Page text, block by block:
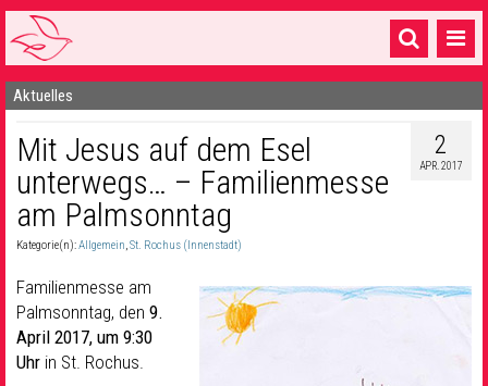
Startseite
1 Pfarrei
16 Gemeinden & mehr
Gottesdienste & Sinnsuche
Sakramente & Feste
Gemeinschaft & Soziales
Musik& Kultur
Aktuelles
2
APR. 2017
Mit Jesus auf dem Esel
unterwegs… – Familienmesse
am Palmsonntag
Kategorie(n):Allgemein,St. Rochus (Innenstadt)
Familienmesse am
Palmsonntag, den 9.
April 2017, um 9:30
Uhr in St. Rochus.